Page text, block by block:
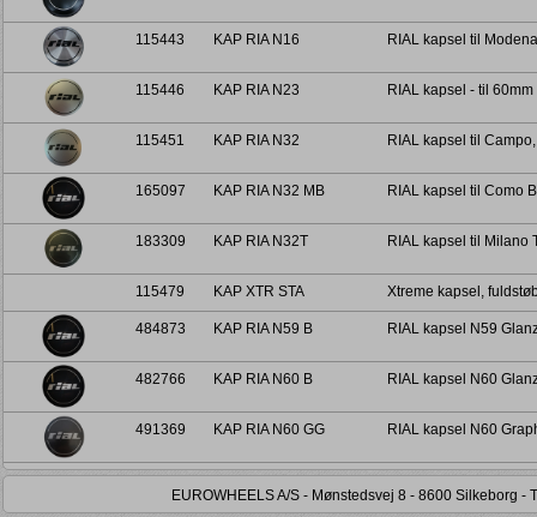
115443 KAP RIA N16 RIAL kapsel til
115446 KAP RIA N23 RIAL kapsel - til
115451 KAP RIA N32 RIAL kapsel til
165097 KAP RIA N32 MB RIAL kapsel til Como
183309 KAP RIA N32T RIAL kapsel til Milano
115479 KAP XTR STA Xtreme kapsel,
484873 KAP RIA N59 B RIAL kapsel N59
482766 KAP RIA N60 B RIAL kapsel N60
491369 KAP RIA N60 GG RIAL kapsel N60
EUROWHEELS A/S - Mønstedsvej 8 - 8600 Silkeborg